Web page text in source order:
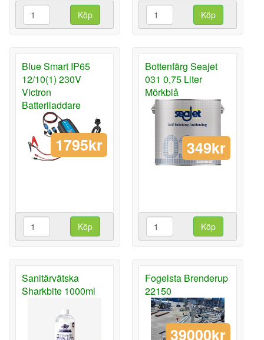
Köp Köp
Blue Smart IP65
12/10(1) 230V
Victron
Batteriladdare
1795kr
Köp
Bottenfärg Seajet
031 0,75 Liter
Mörkblå
349kr
Köp
Sanitärvätska
Sharkbite 1000ml
Fogelsta Brenderup
22150
39000kr